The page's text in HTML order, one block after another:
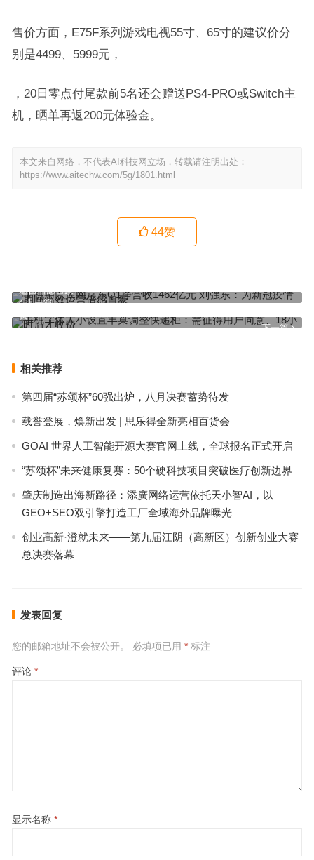
售价方面，E75F系列游戏电视55寸、65寸的建议价分
别是4499、5999元，
，20日零点付尾款前5名还会赠送PS4-PRO或Switch主
机，晒单再返200元体验金。
本文来自网络，不代表AI科技网立场，转载请注明出处：
https://www.aitechw.com/5g/1801.html
44赞
上一篇
运营倍感自豪
下一篇
手机字体大小设置丰巢调整快递柜：需征得用户同意、18小时后才收
费
相关推荐
第四届“苏颂杯”60强出炉，八月决赛蓄势待发
载誉登展，焕新出发 | 思乐得全新亮相百货会
GOAI 世界人工智能开源大赛官网上线，全球报名正式开启
“苏颂杯”未来健康复赛：50个硬科技项目突破医疗创新边界
肇庆制造出海新路径：添廣网络运营依托天小智AI，以
GEO+SEO双引擎打造工厂全域海外品牌曝光
创业高新·澄就未来——第九届江阴（高新区）创新创业大赛
总决赛落幕
发表回复
您的邮箱地址不会被公开。 必填项已用 *标注
评论 *
显示名称 *